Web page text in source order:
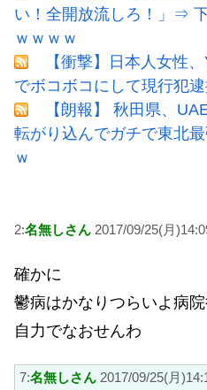
い！全開放流しろ！」⇒
ｗｗｗｗ
【衝撃】日本人女性
でボコボコにして現行犯
【朗報】 秋田県、
転がり込んでガチで東北
ｗ
2:名無しさん 2017/09/25(月
確かに
鬱病はかなりつらいよ病
自力でなおせんわ
7:名無しさん 2017/09/25(月